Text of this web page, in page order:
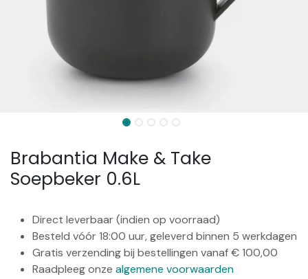
Brabantia Make & Take
Soepbeker 0.6L
Direct leverbaar (indien op voorraad)
Besteld vóór 18:00 uur, geleverd binnen 5 werkdagen
Gratis verzending bij bestellingen vanaf € 100,00
Raadpleeg onze algemene voorwaarden